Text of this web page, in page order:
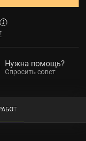
Нужна помощь?
Спросить совет